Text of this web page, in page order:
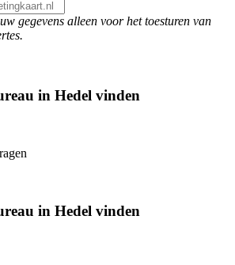
gegevens alleen voor het toesturen van
in Hedel vinden
in Hedel vinden